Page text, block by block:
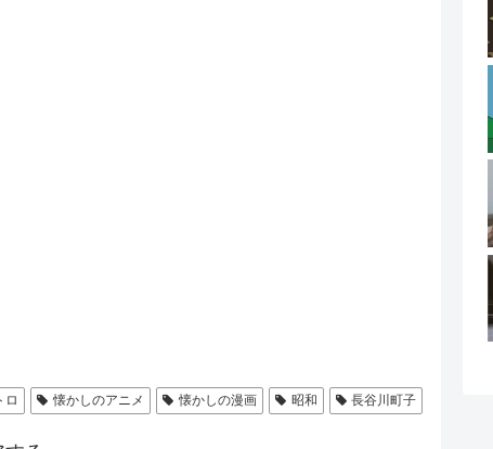
ロ 懐かしのアニメ 懐かしの漫画 昭和 長谷川町子